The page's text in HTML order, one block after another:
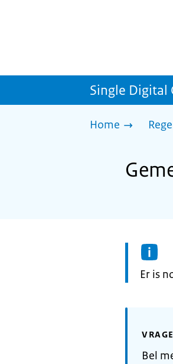
Single Digital
Home
Er is
Bel